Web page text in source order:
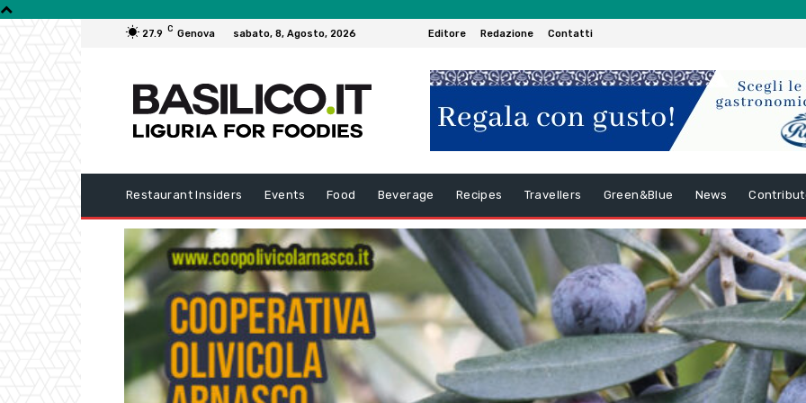
27.9 C Genova sabato, 8, Agosto, 2026 Editore Redazione Contatti
Restaurant Insiders Events Food Beverage Recipes Travellers Green&Blue News